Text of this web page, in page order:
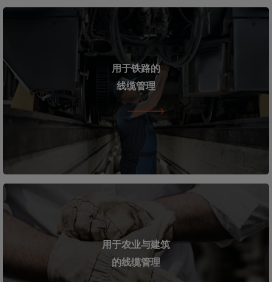
用于铁路的
线缆管理
用于农业与建筑
的线缆管理